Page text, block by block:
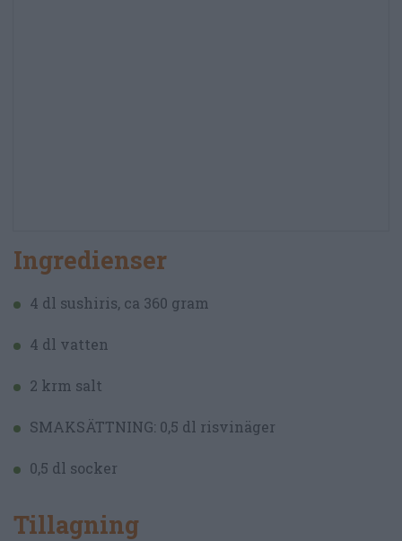
Ingredienser
4 dl sushiris, ca 360 gram
4 dl vatten
2 krm salt
SMAKSÄTTNING: 0,5 dl risvinäger
0,5 dl socker
Tillagning